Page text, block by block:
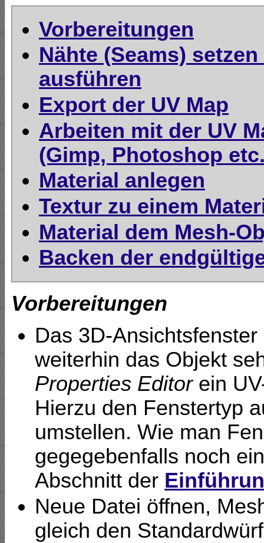
Vorbereitungen
Nähte (Seams)
ausführen
Export der UV Map
Arbeiten mit der UV
(Gimp, Photoshop
Material anlegen
Textur zu einem
Material dem Mesh-
Backen der
Vorbereitungen
Das 3D-
weiterhin das Objekt
Properties Editorein
Hierzu den Fenstertyp
umstellen. Wie man
gegegebenfalls noch
Abschnitt der
Neue Datei öffnen,
gleich den